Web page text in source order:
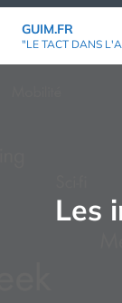
Aller
GUIM.FR
"LE TACT DANS
Les